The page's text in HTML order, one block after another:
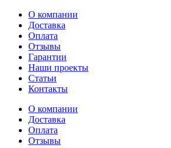
Перейти
содержимому
О компании
Доставка
Оплата
Отзывы
Гарантии
Наши проекты
Статьи
Контакты
О компании
Доставка
Оплата
Отзывы